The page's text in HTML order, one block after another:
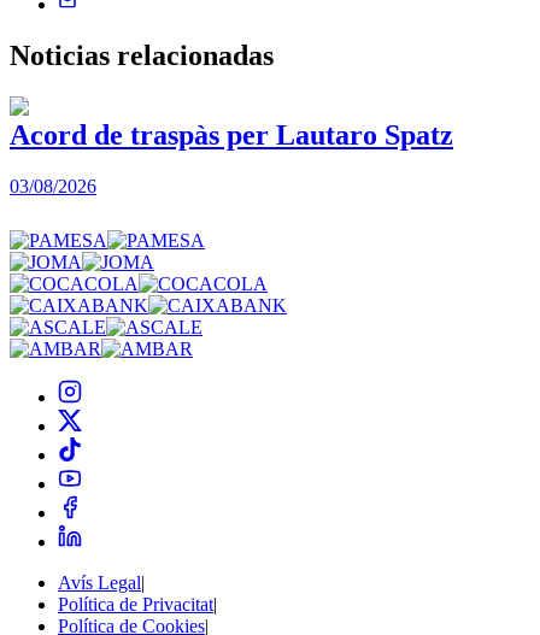
Noticias relacionadas
Acord de traspàs per Lautaro Spatz
03/08/2026
Avís Legal|
Política de Privacitat|
Política de Cookies|